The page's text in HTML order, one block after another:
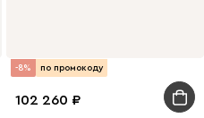
-8% по промокоду
102 260